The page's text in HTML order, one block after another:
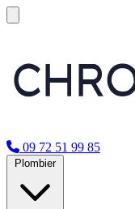
09 72 51 99 85
Plombier